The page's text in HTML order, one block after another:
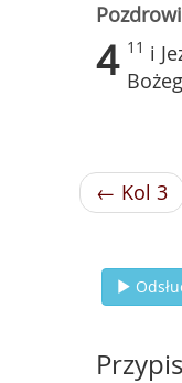
4 11 i
← Kol 3